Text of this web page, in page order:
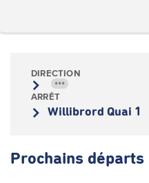
DIRECTION
•••
ARRÊT
Willibrord Quai 1
Prochains départs